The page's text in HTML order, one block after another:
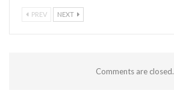
PREV NEXT
Comments are closed.